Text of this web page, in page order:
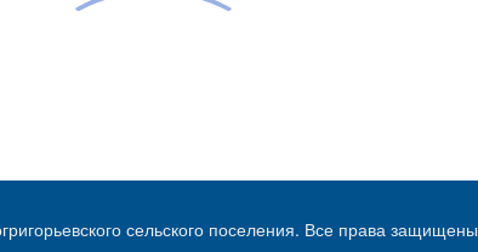
сельского поселения. Все права защищены